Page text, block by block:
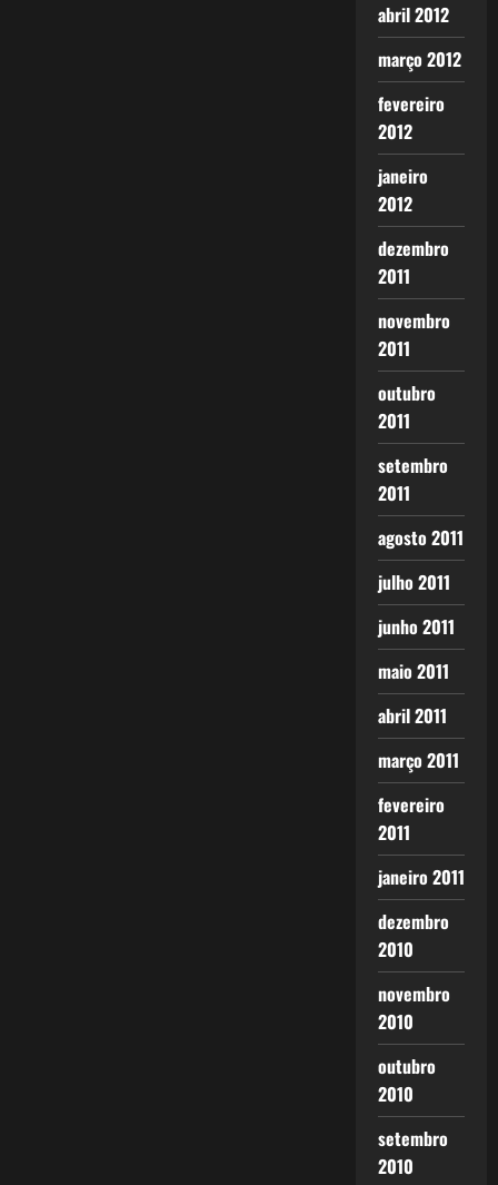
abril 2012
março 2012
fevereiro
2012
janeiro
2012
dezembro
2011
novembro
2011
outubro
2011
setembro
2011
agosto 2011
julho 2011
junho 2011
maio 2011
abril 2011
março 2011
fevereiro
2011
janeiro 2011
dezembro
2010
novembro
2010
outubro
2010
setembro
2010